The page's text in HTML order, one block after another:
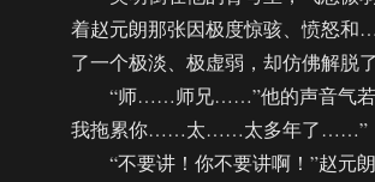
着赵元朗那张因极度惊骇、愤怒
了一个极淡、极虚弱，却仿佛解脱
“师……师兄……”他的声音气若
我拖累你……太……太多年了……”
“不要讲！你不要讲啊！”赵元朗